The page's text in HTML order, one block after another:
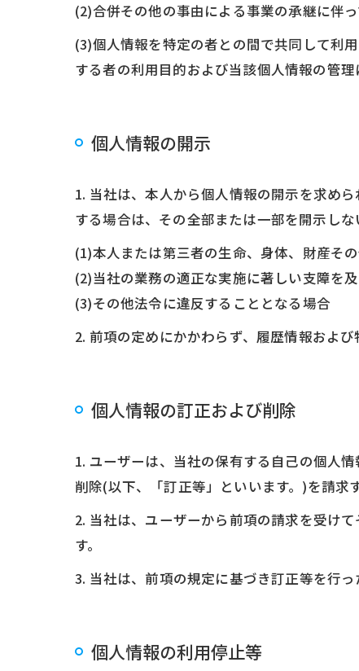
(2)合併その他の事由による事業の承継に伴
(3)個人情報を特定の者との間で共同して利
する者の利用目的および当該個人情報の管
個人情報の開示
1. 当社は、本人から個人情報の開示を求め
する場合は、その全部または一部を開示し
(1)本人または第三者の生命、身体、財産そ
(2)当社の業務の適正な実施に著しい支障を
(3)その他法令に違反することとなる場合
2. 前項の定めにかかわらず、履歴情報およ
個人情報の訂正および削除
1. ユーザーは、当社の保有する自己の個人
削除(以下、「訂正等」といいます。)を請求
2. 当社は、ユーザーから前項の請求を受け
す。
3. 当社は、前項の規定に基づき訂正等を行
個人情報の利用停止等